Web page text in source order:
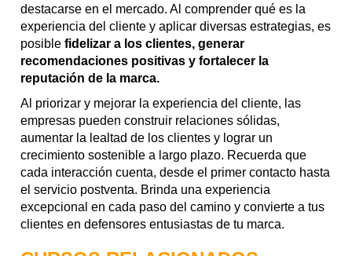
destacarse en el mercado. Al comprender qué es la
experiencia del cliente y aplicar diversas estrategias, es
posiblefidelizar a los clientes, generar
recomendaciones positivas y fortalecer la
reputación de la marca.
Al priorizar y mejorar la experiencia del cliente, las
empresas pueden construir relaciones sólidas,
aumentar la lealtad de los clientes y lograr un
crecimiento sostenible a largo plazo. Recuerda que
cada interacción cuenta, desde el primer contacto hasta
el servicio postventa. Brinda una experiencia
excepcional en cada paso del camino y convierte a tus
clientes en defensores entusiastas de tu marca.